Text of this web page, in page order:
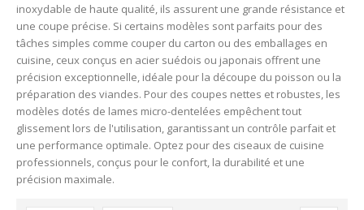
inoxydable de haute qualité, ils assurent une grande résistance et
une coupe précise. Si certains modèles sont parfaits pour des
tâches simples comme couper du carton ou des emballages en
cuisine, ceux conçus en acier suédois ou japonais offrent une
précision exceptionnelle, idéale pour la découpe du poisson ou la
préparation des viandes. Pour des coupes nettes et robustes, les
modèles dotés de lames micro-dentelées empêchent tout
glissement lors de l'utilisation, garantissant un contrôle parfait et
une performance optimale. Optez pour des ciseaux de cuisine
professionnels, conçus pour le confort, la durabilité et une
précision maximale.